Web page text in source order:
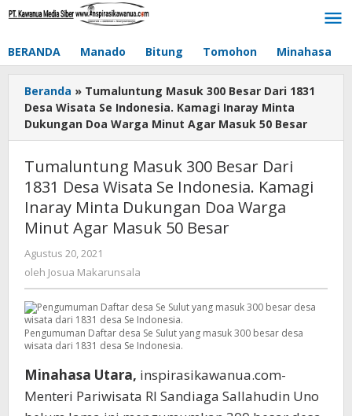
Lewati
BERANDA Manado Bitung Tomohon Minahasa
Beranda » Tumaluntung Masuk 300 Besar Dari 1831
Desa Wisata Se Indonesia. Kamagi Inaray Minta
Dukungan Doa Warga Minut Agar Masuk 50 Besar
Tumaluntung Masuk 300 Besar Dari
1831 Desa Wisata Se Indonesia. Kamagi
Inaray Minta Dukungan Doa Warga
Minut Agar Masuk 50 Besar
Agustus 20, 2021
Josua
oleh Josua Makarunsala
Pengumuman Daftar desa Se Sulut yang masuk 300 besar desa
wisata dari 1831 desa Se Indonesia.
Minahasa Utara, inspirasikawanua.com-
Menteri Pariwisata RI Sandiaga Sallahudin Uno